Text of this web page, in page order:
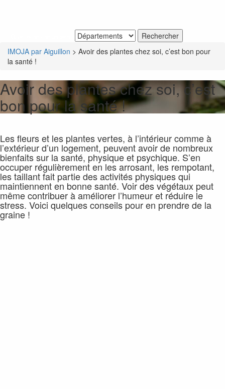
IMOJA par Aiguillon > Avoir des plantes chez soi, c’est bon pour
la santé !
Avoir des plantes chez soi, c’est
bon pour la santé !
Les fleurs et les plantes vertes, à l’intérieur comme à
l’extérieur d’un logement, peuvent avoir de nombreux
bienfaits sur la santé, physique et psychique. S’en
occuper régulièrement en les arrosant, les rempotant,
les taillant fait partie des activités physiques qui
maintiennent en bonne santé. Voir des végétaux peut
même contribuer à améliorer l’humeur et réduire le
stress. Voici quelques conseils pour en prendre de la
graine !